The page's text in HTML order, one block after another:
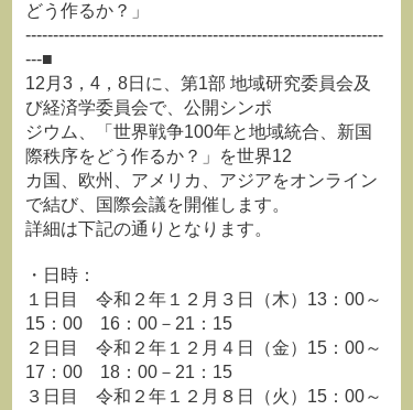
どう作るか？」
-----------------------------------------------------------------
---■
12月3，4，8日に、第1部 地域研究委員会及
び経済学委員会で、公開シンポ
ジウム、「世界戦争100年と地域統合、新国
際秩序をどう作るか？」を世界12
カ国、欧州、アメリカ、アジアをオンライン
で結び、国際会議を開催します。
詳細は下記の通りとなります。
・日時：
１日目 令和２年１２月３日（木）13：00～
15：00 16：00－21：15
２日目 令和２年１２月４日（金）15：00～
17：00 18：00－21：15
３日目 令和２年１２月８日（火）15：00～